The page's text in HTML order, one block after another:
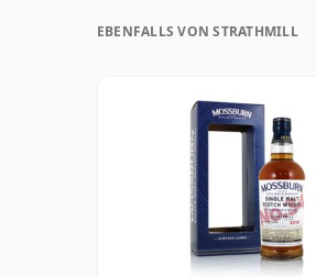
EBENFALLS VON STRATHMILL